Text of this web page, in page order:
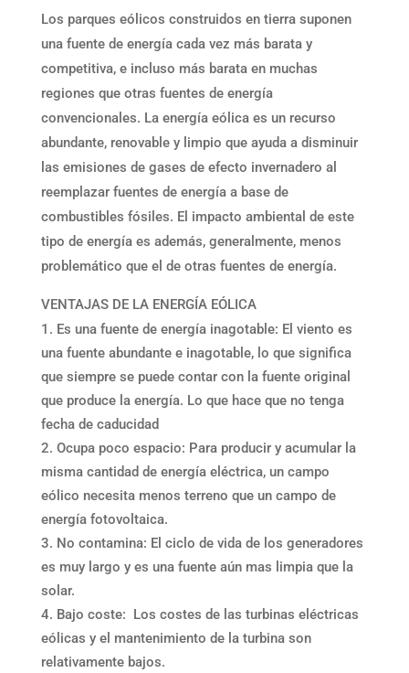
Los parques eólicos construidos en tierra suponen
una fuente de energía cada vez más barata y
competitiva, e incluso más barata en muchas
regiones que otras fuentes de energía
convencionales. La energía eólica es un recurso
abundante, renovable y limpio que ayuda a disminuir
las emisiones de gases de efecto invernadero al
reemplazar fuentes de energía a base de
combustibles fósiles. El impacto ambiental de este
tipo de energía es además, generalmente, menos
problemático que el de otras fuentes de energía.
VENTAJAS DE LA ENERGÍA EÓLICA
Es una fuente de energía inagotable: El viento es
una fuente abundante e inagotable, lo que significa
que siempre se puede contar con la fuente original
que produce la energía. Lo que hace que no tenga
fecha de caducidad
Ocupa poco espacio: Para producir y acumular la
misma cantidad de energía eléctrica, un campo
eólico necesita menos terreno que un campo de
energía fotovoltaica.
No contamina: El ciclo de vida de los generadores
es muy largo y es una fuente aún mas limpia que la
solar.
Bajo coste: Los costes de las turbinas eléctricas
eólicas y el mantenimiento de la turbina son
relativamente bajos.